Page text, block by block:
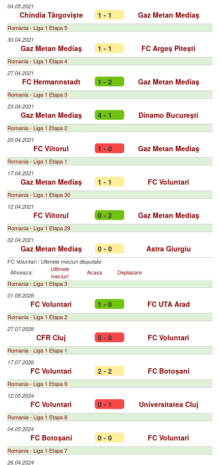
04.05.2021
Chindia Târgoviște 1 - 1 Gaz Metan Mediaş
Romania - Liga 1 Etapa 5
30.04.2021
Gaz Metan Mediaş 1 - 1 FC Argeș Pitești
Romania - Liga 1 Etapa 4
27.04.2021
FC Hermannstadt 1 - 2 Gaz Metan Mediaş
Romania - Liga 1 Etapa 3
23.04.2021
Gaz Metan Mediaş 4 - 1 Dinamo București
Romania - Liga 1 Etapa 2
20.04.2021
FC Viitorul 1 - 0 Gaz Metan Mediaş
Romania - Liga 1 Etapa 1
17.04.2021
Gaz Metan Mediaş 1 - 1 FC Voluntari
Romania - Liga 1 Etapa 30
12.04.2021
FC Viitorul 0 - 2 Gaz Metan Mediaş
Romania - Liga 1 Etapa 29
02.04.2021
Gaz Metan Mediaş 0 - 0 Astra Giurgiu
FC Voluntari/ Ultimele meciuri disputate:
Afiseaza:
Ultimele
meciuri
Acasa
Deplasare
Romania - Liga 1 Etapa 3
01.08.2026
FC Voluntari 1 - 0 FC UTA Arad
Romania - Liga 1 Etapa 2
27.07.2026
CFR Cluj 5 - 0 FC Voluntari
Romania - Liga 1 Etapa 1
17.07.2026
FC Voluntari 2 - 2 FC Botoșani
Romania - Liga 1 Etapa 9
12.05.2024
FC Voluntari 0 - 1 Universitatea Cluj
Romania - Liga 1 Etapa 8
04.05.2024
FC Botoșani 0 - 0 FC Voluntari
Romania - Liga 1 Etapa 7
26.04.2024